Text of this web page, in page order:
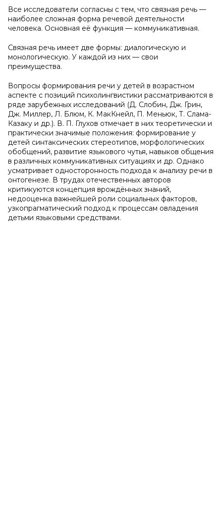
Все исследователи согласны с тем, что связная речь —
наиболее сложная форма речевой деятельности
человека. Основная её функция — коммуникативная.
Связная речь имеет две формы: диалогическую и
монологическую. У каждой из них — свои
преимущества.
Вопросы формирования речи у детей в возрастном
аспекте с позиций психолингвистики рассматриваются в
ряде зарубежных исследований (Д. Слобин, Дж. Грин,
Дж. Миллер, Л. Блюм, К. МакКнейл, П. Меньюк, Т. Слама-
Казаку и др.). В. П. Глухов отмечает в них теоретически и
практически значимые положения: формирование у
детей синтаксических стереотипов, морфологических
обобщений, развитие языкового чутья, навыков общения
в различных коммуникативных ситуациях и др. Однако
усматривает односторонность подхода к анализу речи в
онтогенезе. В трудах отечественных авторов
критикуются концепция врождённых знаний,
недооценка важнейшей роли социальных факторов,
узкопрагматический подход к процессам овладения
детьми языковыми средствами.